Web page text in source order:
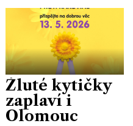
Žluté kytičky
zaplaví i
Olomouc